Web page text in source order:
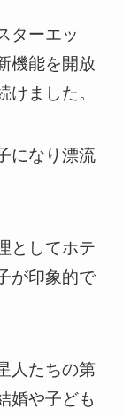
ターエッ
機能を開放
けました。
になり漂流
としてホテ
が印象的で
人たちの第
婚や子ども